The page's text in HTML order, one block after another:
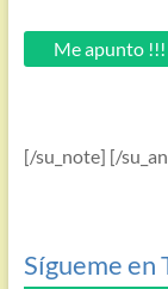
email.Me apunto !!!
[/su_note] [/
Sígueme